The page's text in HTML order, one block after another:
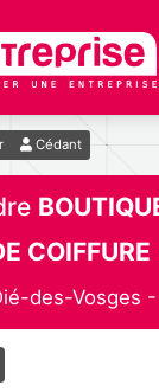
Cédant
COIFFURE
des-Vosges